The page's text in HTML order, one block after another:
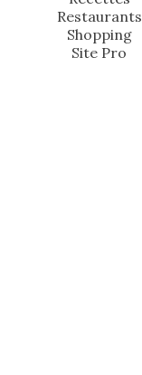
Restaurants
Shopping
Site Pro